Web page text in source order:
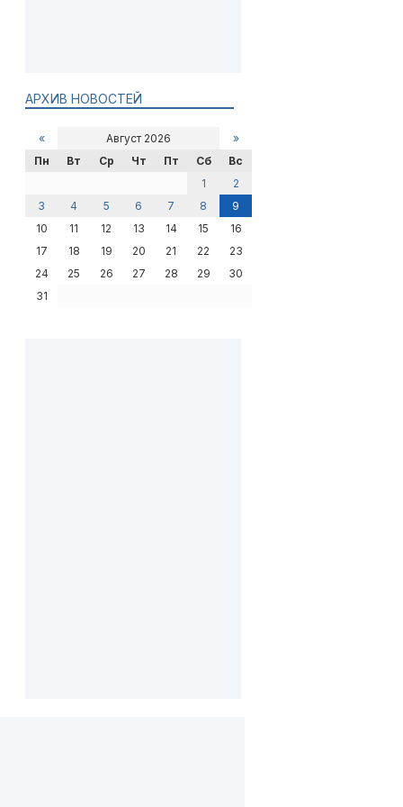
АРХИВ НОВОСТЕЙ
« Август 2026
»
Пн
Вт Ср Чт Пт Сб
Вс
1
2
3
4 5 6 7 8
9
10
11 12 13 14 15
16
17
18 19 20 21 22
23
24
25 26 27 28 29
30
31